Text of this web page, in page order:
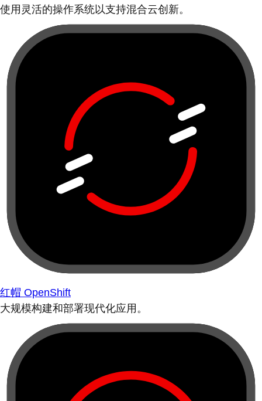
使用灵活的操作系统以支持混合云创新。
红帽 OpenShift
大规模构建和部署现代化应用。